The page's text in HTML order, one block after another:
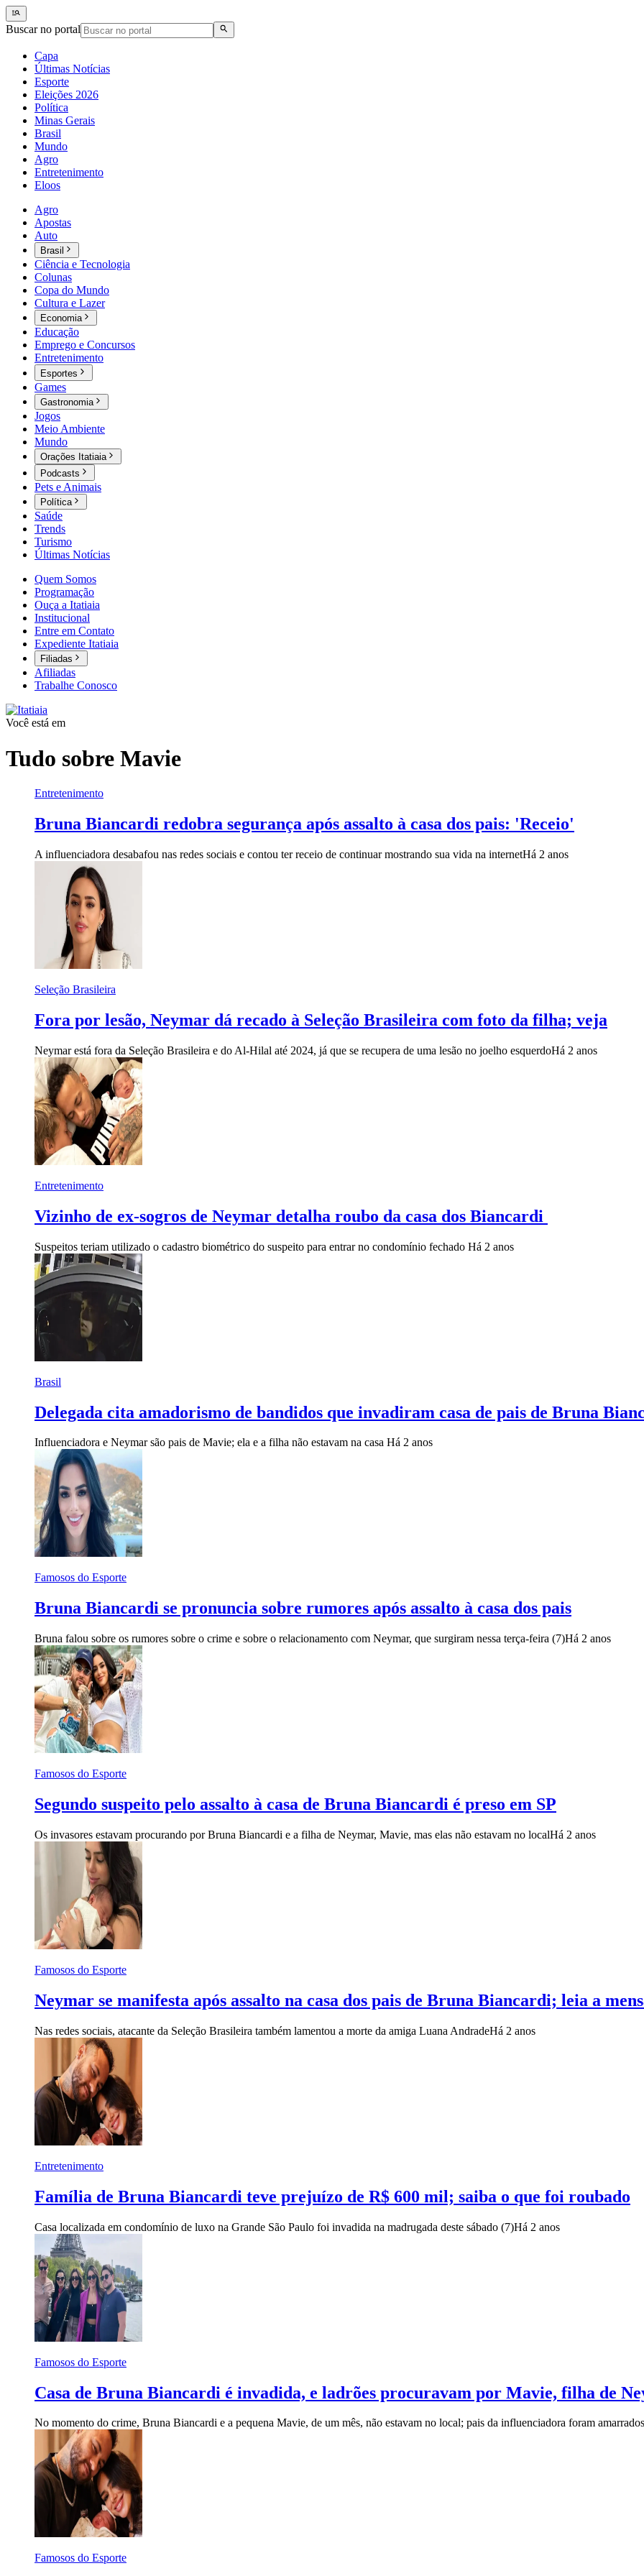
Buscar no portal
Capa
Últimas Notícias
Esporte
Eleições 2026
Política
Minas Gerais
Brasil
Mundo
Agro
Entretenimento
Eloos
Agro
Apostas
Auto
Brasil
Ciência e Tecnologia
Colunas
Copa do Mundo
Cultura e Lazer
Economia
Educação
Emprego e Concursos
Entretenimento
Esportes
Games
Gastronomia
Jogos
Meio Ambiente
Mundo
Orações Itatiaia
Podcasts
Pets e Animais
Política
Saúde
Trends
Turismo
Últimas Notícias
Quem Somos
Programação
Ouça a Itatiaia
Institucional
Entre em Contato
Expediente Itatiaia
Filiadas
Afiliadas
Trabalhe Conosco
Você está em
Tudo sobre Mavie
Entretenimento
Bruna Biancardi redobra segurança após assalto à casa dos pais: 'Receio'
A influenciadora desabafou nas redes sociais e contou ter receio de continuar mostrando sua vida na internetHá 2 anos
Seleção Brasileira
Fora por lesão, Neymar dá recado à Seleção Brasileira com foto da filha; veja
Neymar está fora da Seleção Brasileira e do Al-Hilal até 2024, já que se recupera de uma lesão no joelho esquerdoHá 2 anos
Entretenimento
Vizinho de ex-sogros de Neymar detalha roubo da casa dos Biancardi
Suspeitos teriam utilizado o cadastro biométrico do suspeito para entrar no condomínio fechado Há 2 anos
Brasil
Delegada cita amadorismo de bandidos que invadiram casa de pais de Bruna
Influenciadora e Neymar são pais de Mavie; ela e a filha não estavam na casa Há 2 anos
Famosos do Esporte
Bruna Biancardi se pronuncia sobre rumores após assalto à casa dos pais
Bruna falou sobre os rumores sobre o crime e sobre o relacionamento com Neymar, que surgiram nessa terça-feira (7)Há 2 anos
Famosos do Esporte
Segundo suspeito pelo assalto à casa de Bruna Biancardi é preso em SP
Os invasores estavam procurando por Bruna Biancardi e a filha de Neymar, Mavie, mas elas não estavam no localHá 2 anos
Famosos do Esporte
Neymar se manifesta após assalto na casa dos pais de Bruna Biancardi; leia a
Nas redes sociais, atacante da Seleção Brasileira também lamentou a morte da amiga Luana AndradeHá 2 anos
Entretenimento
Família de Bruna Biancardi teve prejuízo de R$ 600 mil; saiba o que foi roubado
Casa localizada em condomínio de luxo na Grande São Paulo foi invadida na madrugada deste sábado (7)Há 2 anos
Famosos do Esporte
Casa de Bruna Biancardi é invadida, e ladrões procuravam por Mavie, filha de
No momento do crime, Bruna Biancardi e a pequena Mavie, de um mês, não estavam no local; pais da influenciadora foram amarrados
Famosos do Esporte